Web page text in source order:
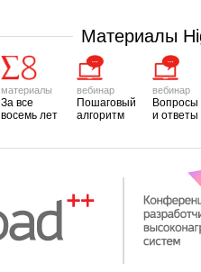
Материалы
материалы
За все
восемь лет
вебинар
Пошаговый
алгоритм
вебинар
Вопросы
и ответы